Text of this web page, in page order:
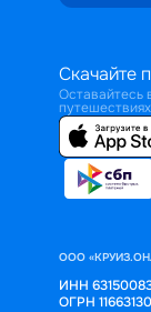
Скачайте
Оставайтесь
путешествиях
ООО
ИНН
ОГРН